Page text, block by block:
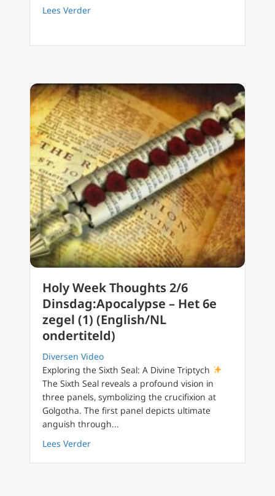
Lees Verderabout Holy Week Thoughts 4/6 Patriarchen
Holy Week Thoughts 2/6
Dinsdag:Apocalypse – Het 6e
zegel (1) (English/NL
ondertiteld)
Diversen Video
Exploring the Sixth Seal: A Divine Triptych
The Sixth Seal reveals a profound vision in
three panels, symbolizing the crucifixion at
Golgotha. The first panel depicts ultimate
anguish through...
Lees Verderabout Holy Week Thoughts 2/6